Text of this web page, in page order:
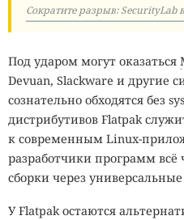
Сократите разрыв: SecurityLab
Под ударом могут оказаться
Devuan, Slackware и другие
сознательно обходятся без
дистрибутивов Flatpak
к современным Linux-
разработчики программ
сборки через
У Flatpak остаются